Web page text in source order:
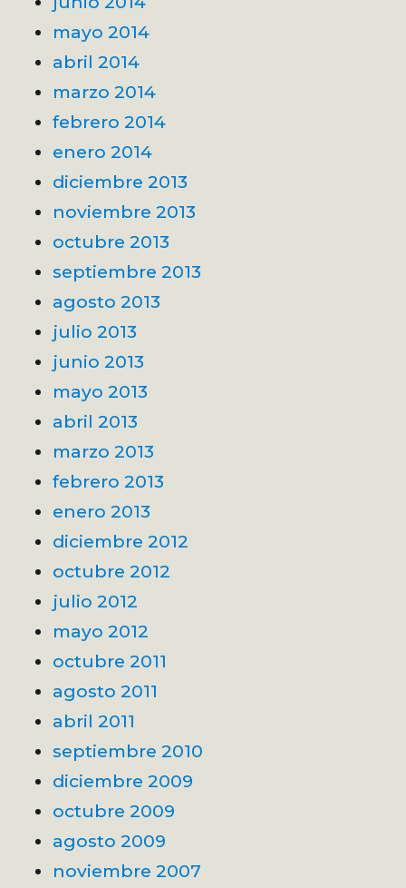
mayo 2014
abril 2014
marzo 2014
febrero 2014
enero 2014
diciembre 2013
noviembre 2013
octubre 2013
septiembre 2013
agosto 2013
julio 2013
junio 2013
mayo 2013
abril 2013
marzo 2013
febrero 2013
enero 2013
diciembre 2012
octubre 2012
julio 2012
mayo 2012
octubre 2011
agosto 2011
abril 2011
septiembre 2010
diciembre 2009
octubre 2009
agosto 2009
noviembre 2007